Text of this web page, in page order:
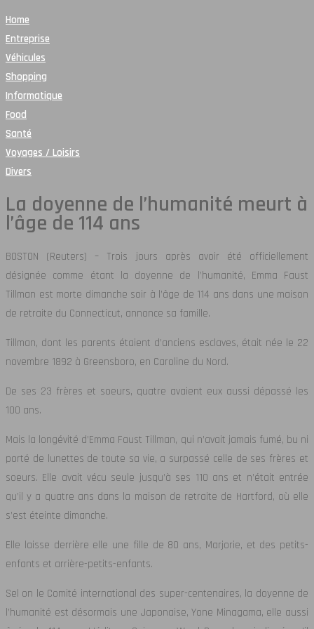
Home
Entreprise
Véhicules
Shopping
Informatique
Food
Santé
Voyages / Loisirs
Divers
La doyenne de l’humanité meurt à
l’âge de 114 ans
BOSTON (Reuters) – Trois jours après avoir été officiellement
désignée comme étant la doyenne de l’humanité, Emma Faust
Tillman est morte dimanche soir à l’âge de 114 ans dans une maison
de retraite du Connecticut, annonce sa famille.
Tillman, dont les parents étaient d’anciens esclaves, était née le 22
novembre 1892 à Greensboro, en Caroline du Nord.
De ses 23 frères et soeurs, quatre avaient eux aussi dépassé les
100 ans.
Mais la longévité d’Emma Faust Tillman, qui n’avait jamais fumé, bu ni
porté de lunettes de toute sa vie, a surpassé celle de ses frères et
soeurs. Elle avait vécu seule jusqu’à ses 110 ans et n’était entrée
qu’il y a quatre ans dans la maison de retraite de Hartford, où elle
s’est éteinte dimanche.
Elle laisse derrière elle une fille de 80 ans, Marjorie, et des petits-
enfants et arrière-petits-enfants.
Sel on le Comité international des super-centenaires, la doyenne de
l’humanité est désormais une Japonaise, Yone Minagama, elle aussi